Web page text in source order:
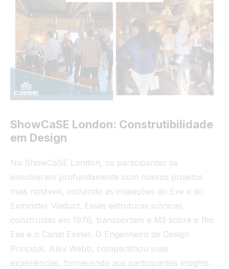
ShowCaSE London: Construtibilidade
em Design
No ShowCaSE London, os participantes se
envolveram profundamente com nossos projetos
mais notáveis, incluindo as inspeções do Exe e do
Exminster Viaduct. Essas estruturas icônicas,
construídas em 1976, transportam a M5 sobre o Rio
Exe e o Canal Exeter. O Engenheiro de Design
Principal, Alex Webb, compartilhou suas
experiências, fornecendo aos participantes insights